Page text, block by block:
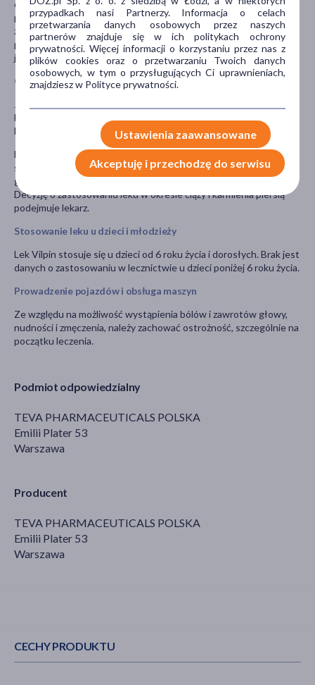
Podmiot odpowiedzialny
TEVA PHARMACEUTICALS POLSKA
Emilii Plater 53
Warszawa
Producent
TEVA PHARMACEUTICALS POLSKA
Emilii Plater 53
Warszawa
określonymi lekami stosowanym w chorobach serca oraz
podawanymi po przeszczepach. Wpływa na poziom leków
zawierających symvastatynę. Może działać silniej jeśli pacjent
przyjmuje jednocześnie inne leki na nadciśnienie. Nie stosować
jednocześnie z preparatami z zielem dziurawca.
Ciąża i karmienie piersią
być w ciąży lub gdy planuje mieć dziecko powinna poradzić się
lekarza lub farmaceuty przed zastosowaniem tego leku.
Nie zaleca się stosowania leku Vilpin w czasie ciąży poza
sytuacjami, gdy nie ma innej, bezpieczniejszej metody leczenia i
gdy sama choroba stwarza większe zagrożenie dla matki i płodu.
Decyzję o zastosowaniu leku w okresie ciąży i karmienia piersią
podejmuje lekarz.
Stosowanie leku u dzieci i młodzieży
Lek Vilpin stosuje się u dzieci od 6 roku życia i dorosłych. Brak jest
danych o zastosowaniu w lecznictwie u dzieci poniżej 6 roku życia.
Prowadzenie pojazdów i obsługa maszyn
Ze względu na możliwość wystąpienia bólów i zawrotów głowy,
nudności i zmęczenia, należy zachować ostrożność, szczególnie na
początku leczenia.
CECHY PRODUKTU
przypadkach nasi Partnerzy. Informacja o celach
przetwarzania danych osobowych przez naszych
partnerów znajduje się w ich politykach ochrony
prywatności. Więcej informacji o korzystaniu przez nas z
plików cookies oraz o przetwarzaniu Twoich danych
osobowych, w tym o przysługujących Ci uprawnieniach,
znajdziesz w Polityce prywatności.
Ustawienia zaawansowane
Akceptuję i przechodzę do serwisu